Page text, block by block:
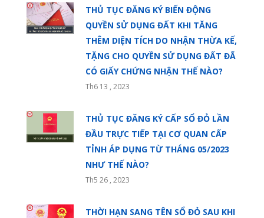
THỦ TỤC ĐĂNG KÝ BIẾN ĐỘNG
QUYỀN SỬ DỤNG ĐẤT KHI TĂNG
THÊM DIỆN TÍCH DO NHẬN THỪA KẾ,
TẶNG CHO QUYỀN SỬ DỤNG ĐẤT ĐÃ
CÓ GIẤY CHỨNG NHẬN THẾ NÀO?
Th6 13 , 2023
THỦ TỤC ĐĂNG KÝ CẤP SỔ ĐỎ LẦN
ĐẦU TRỰC TIẾP TẠI CƠ QUAN CẤP
TỈNH ÁP DỤNG TỪ THÁNG 05/2023
NHƯ THẾ NÀO?
Th5 26 , 2023
THỜI HẠN SANG TÊN SỔ ĐỎ SAU KHI